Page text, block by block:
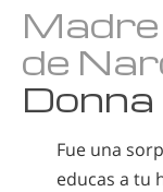
Madre
de
Donna
Fue una
educas a tu